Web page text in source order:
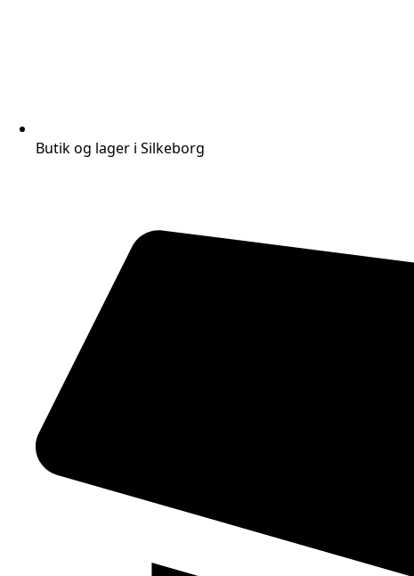
Butik og lager i Silkeborg